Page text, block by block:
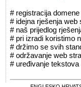
# registracija
# idejna rješenja web
# naš prijedlog
# pri izradi koristimo
# držimo se svih
# održavanje web
# uređivanje